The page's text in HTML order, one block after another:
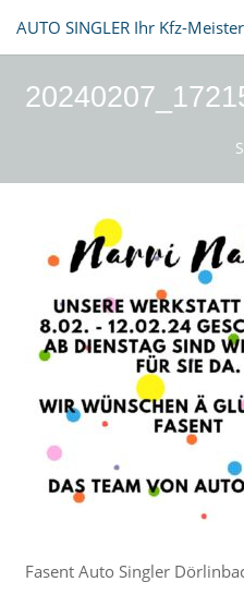
AUTO SINGLER Ihr Kfz-
Fasent Auto Singler